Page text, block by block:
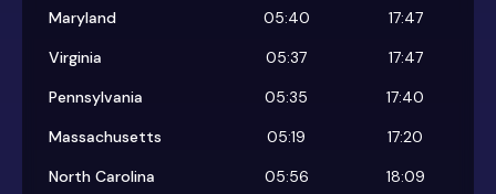
Maryland
05:40
17:47
Virginia
05:37
17:47
Pennsylvania
05:35
17:40
Massachusetts
05:19
17:20
North Carolina
05:56
18:09